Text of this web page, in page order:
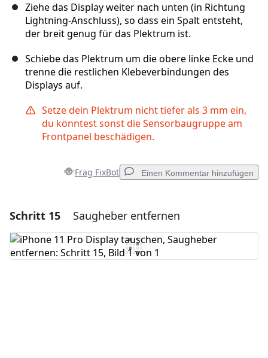
Ziehe das Display weiter nach unten (in Richtung
Lightning-Anschluss), so dass ein Spalt entsteht,
der breit genug für das Plektrum ist.
Schiebe das Plektrum um die obere linke Ecke und
trenne die restlichen Klebeverbindungen des
Displays auf.
Setze dein Plektrum nicht tiefer als 3 mm ein,
du könntest sonst die Sensorbaugruppe am
Frontpanel beschädigen.
Frag FixBot Einen Kommentar hinzufügen
Einen Kommentar hinzufügen
Kommentar hinzufügen
Schritt 15 Saugheber entfernen